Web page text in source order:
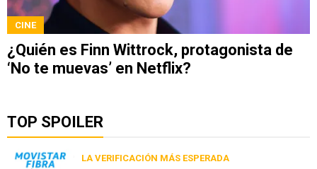
CINE
¿Quién es Finn Wittrock, protagonista de
‘No te muevas’ en Netflix?
TOP SPOILER
LA VERIFICACIÓN MÁS ESPERADA